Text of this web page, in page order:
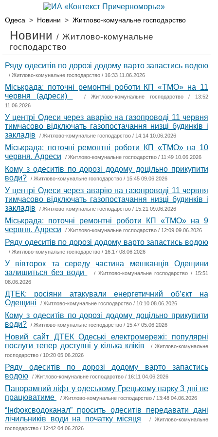
Одеса > Новини > Житлово-комунальне господарство
Новини / Житлово-комунальне
господарство
Ряду одеситів по дорозі додому варто запастись водою
/ Житлово-комунальне господарство / 16:33 11.06.2026
Міськрада: поточні ремонтні роботи КП «ТМО» на 11
червня (адреси)
/ Житлово-комунальне господарство/ 13:52
11.06.2026
У центрі Одеси через аварію на газопроводі 11 червня
тимчасово відключать газопостачання низці будинків і
закладів
/ Житлово-комунальне господарство / 14:14 10.06.2026
Міськрада: поточні ремонтні роботи КП «ТМО» на 10
червня. Адреси
/ Житлово-комунальне господарство / 11:49 10.06.2026
Кому з одеситів по дорозі додому доцільно прикупити
води?
/ Житлово-комунальне господарство / 15:45 09.06.2026
У центрі Одеси через аварію на газопроводі 11 червня
тимчасово відключать газопостачання низці будинків і
закладів
/ Житлово-комунальне господарство / 15:21 09.06.2026
Міськрада: поточні ремонтні роботи КП «ТМО» на 9
червня. Адреси
/ Житлово-комунальне господарство / 12:09 09.06.2026
Ряду одеситів по дорозі додому варто запастись водою
/ Житлово-комунальне господарство / 16:17 08.06.2026
У вівторок та середу частина мешканців Одещини
залишиться без води
/ Житлово-комунальне господарство / 15:51
08.06.2026
ДТЕК: росіяни атакували енергетичний об’єкт на
Одещині
/ Житлово-комунальне господарство / 10:10 08.06.2026
Кому з одеситів по дорозі додому доцільно прикупити
води?
/ Житлово-комунальне господарство / 15:47 05.06.2026
Новий сайт ДТЕК Одеські електромережі: популярні
послуги тепер доступні у кілька кліків
/ Житлово-комунальне
господарство / 10:20 05.06.2026
Ряду одеситів по дорозі додому варто запастись
водою
/ Житлово-комунальне господарство / 16:11 04.06.2026
Панорамний ліфт у одеському Грецькому парку 3 дні не
працюватиме
/ Житлово-комунальне господарство / 13:48 04.06.2026
“Інфоксводоканал” просить одеситів передавати дані
лічильників води на початку місяця
/Житлово-комунальне
господарство / 12:42 04.06.2026